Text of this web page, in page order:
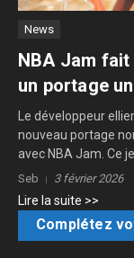
News
NBA Jam
un portage
Le développeur
nouveau portage
avec NBA Jam. Ce
Seb 3 février 2026
Lire la suite >>
Complétez